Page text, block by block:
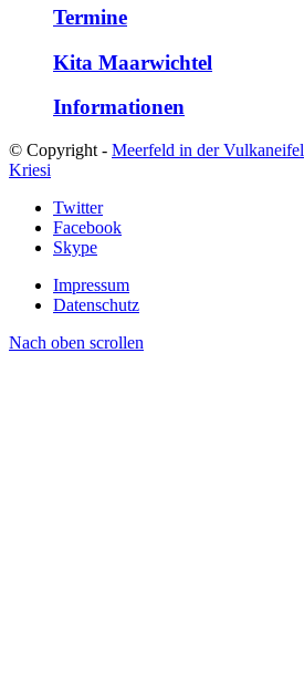
Termine
Kita Maarwichtel
Informationen
© Copyright - Meerfeld in der Vulkaneifel
Kriesi
Twitter
Facebook
Skype
Impressum
Datenschutz
Nach oben scrollen